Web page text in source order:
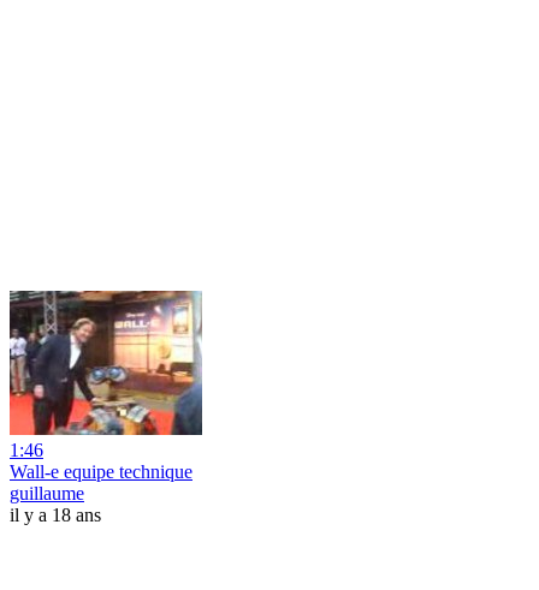
1:46
Wall-e equipe technique
guillaume
il y a 18 ans